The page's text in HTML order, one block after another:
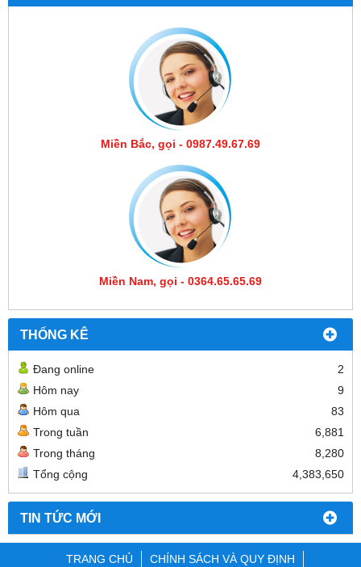
Miền Bắc, gọi - 0987.49.67.69
Miền Nam, gọi - 0364.65.65.69
THỐNG KÊ
Đang online
2
Hôm nay
9
Hôm qua
83
Trong tuần
6,881
Trong tháng
8,280
Tổng cộng
4,383,650
TIN TỨC MỚI
TRANG CHỦ
CHÍNH SÁCH VÀ QUY ĐỊNH